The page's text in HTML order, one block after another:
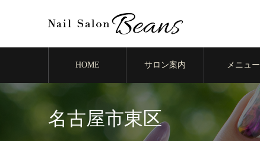
HOME サロン案内 メニュー
名古屋市東区